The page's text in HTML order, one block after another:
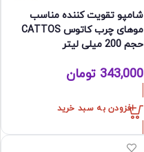
شامپو تقویت کننده مناسب
موهای چرب کاتوس CATTOS
حجم 200 میلی لیتر
343,000 تومان
افزودن به سبد خرید